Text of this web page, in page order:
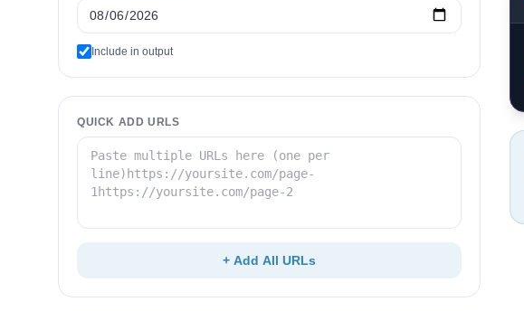
Include in output
QUICK ADD URLS
+ Add All URLs